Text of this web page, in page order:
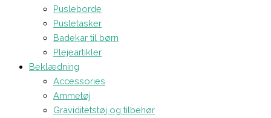
Pusleborde
Pusletasker
Badekar til børn
Plejeartikler
Beklædning
Accessories
Ammetøj
Graviditetstøj og tilbehør